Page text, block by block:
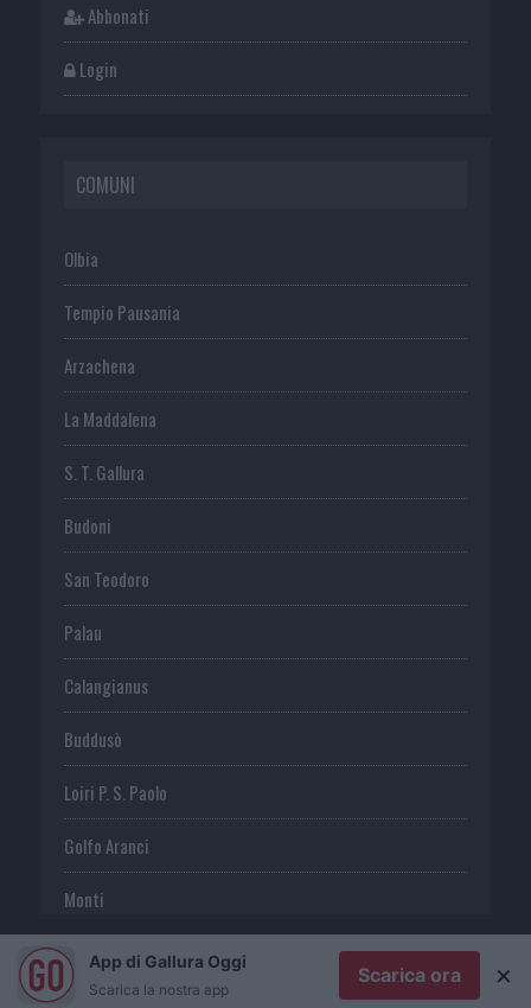
Abbonati
Login
COMUNI
Olbia
Tempio Pausania
Arzachena
La Maddalena
S. T. Gallura
Budoni
San Teodoro
Palau
Calangianus
Buddusò
Loiri P. S. Paolo
Golfo Aranci
Monti
TeltiApp di Gallura Oggi
Scarica la nostra app
Scarica ora ×